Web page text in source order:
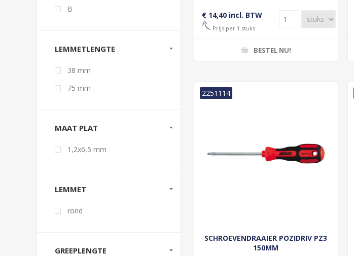
€ 14,40 incl. BTW
Prijs per 1 stuks
BESTEL NU!
SCHROEVENDRAAIER POZIDRIV PZ3
150MM
2251114
B
LEMMETLENGTE
38 mm
75 mm
MAAT PLAT
1,2x6,5 mm
LEMMET
rond
GREEPLENGTE